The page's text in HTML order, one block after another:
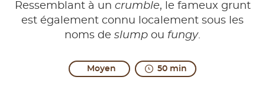
Ressemblant à un crumble, le fameux grunt
est également connu localement sous les
noms de slump ou fungy.
Moyen 50 min